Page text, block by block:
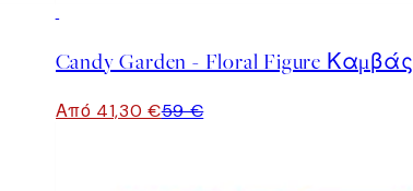
Candy Garden - Floral Figure Καμβάς
Από 41,30 €59 €